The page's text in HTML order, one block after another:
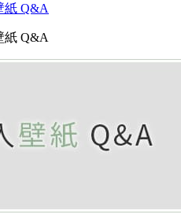
紙 Q&A
紙 Q&A